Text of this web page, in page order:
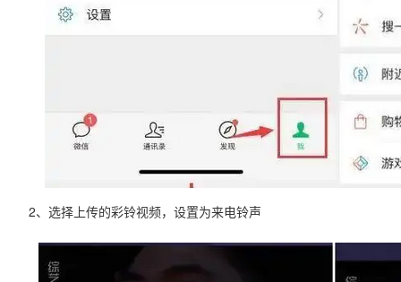
2、选择上传的彩铃视频，设置为来电铃声